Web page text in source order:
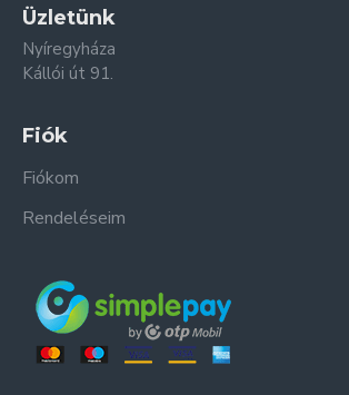
Üzletünk
Nyíregyháza
Kállói út 91.
Fiók
Fiókom
Rendeléseim